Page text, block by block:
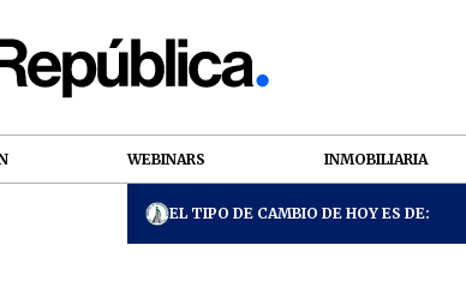
WEBINARS INMOBILIARIA
EL TIPO DE CAMBIO DE HOY ES DE: